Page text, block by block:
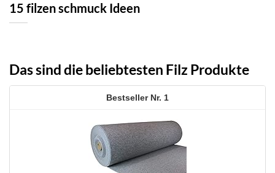
15 filzen schmuck Ideen
Das sind die beliebtesten Filz Produkte
1